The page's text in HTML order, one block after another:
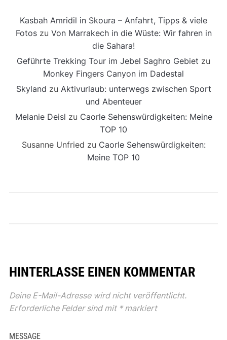
Kasbah Amridil in Skoura – Anfahrt, Tipps & viele
Fotoszu Von Marrakech in die Wüste: Wir fahren in
die Sahara!
Geführte Trekking Tour im Jebel Saghro Gebiet zu
Monkey Fingers Canyon im Dadestal
Skyland zu Aktivurlaub: unterwegs zwischen Sport
und Abenteuer
Melanie Deisl zu Caorle Sehenswürdigkeiten: Meine
TOP 10
Susanne Unfried zu Caorle Sehenswürdigkeiten:
Meine TOP 10
HINTERLASSE EINEN KOMMENTAR
Deine E-Mail-Adresse wird nicht veröffentlicht.
Erforderliche Felder sind mit *markiert
MESSAGE